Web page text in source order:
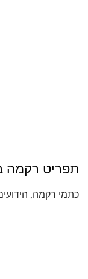
תפריט רקמה
כתמי רקמה,